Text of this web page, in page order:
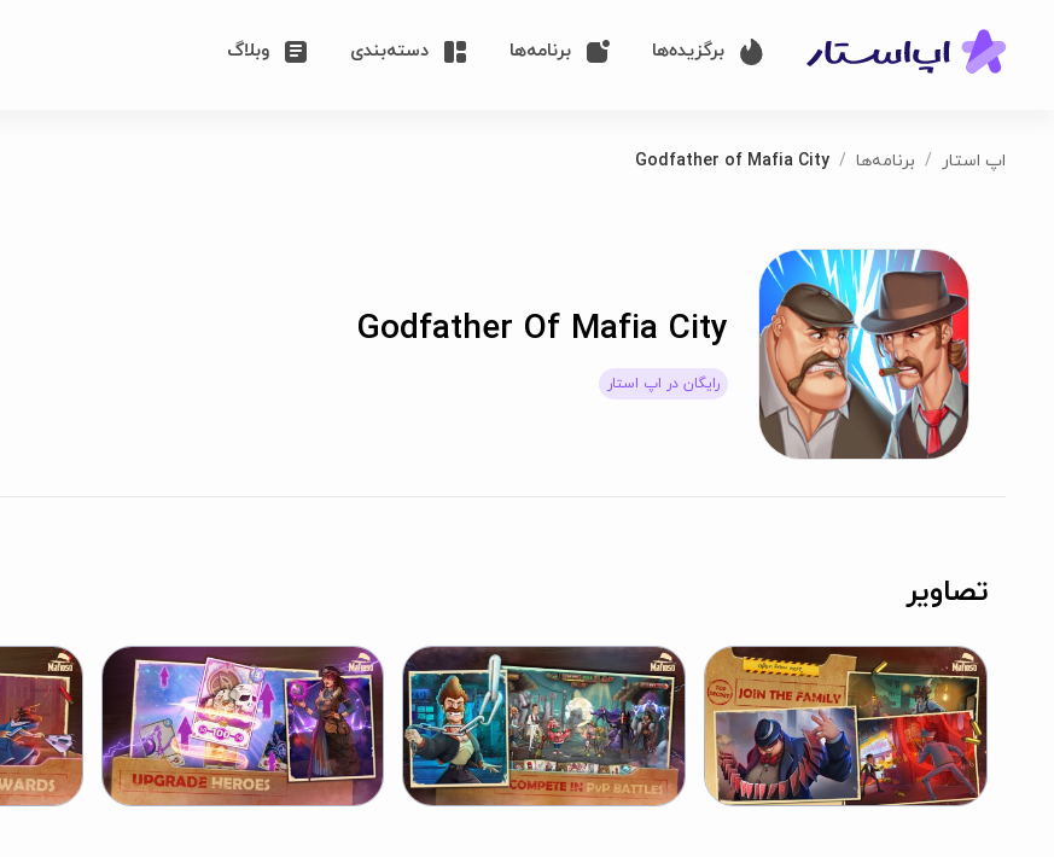
برگزیده‌ها برنامه‌ها دسته‌بندی وبلاگ
اپ استار برنامه‌ها Godfather of Mafia City
Godfather Of Mafia City
رایگان در اپ استار
تصاویر